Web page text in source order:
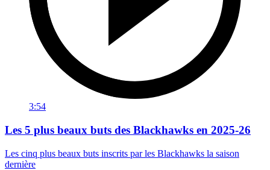
3:54
Les 5 plus beaux buts des Blackhawks en 2025-26
Les cinq plus beaux buts inscrits par les Blackhawks la saison
dernière